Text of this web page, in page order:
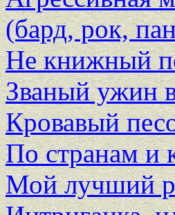
(бард, рок,
Не книжный
Званый ужин
Кровавый
По странам и
Мой лучший